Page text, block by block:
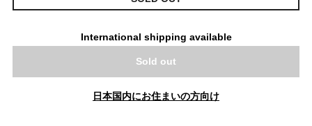
International shipping available
Sold out
日本国内にお住まいの方向け